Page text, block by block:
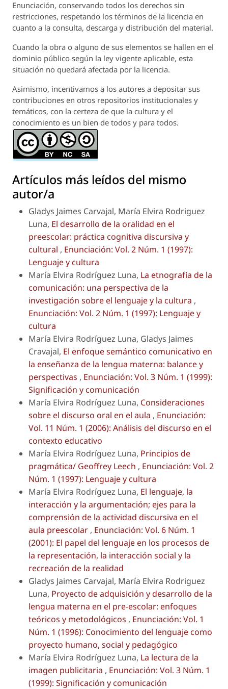
Enunciación, conservando todos los derechos sin
restricciones, respetando los términos de la licencia en
cuanto a la consulta, descarga y distribución del material.
Cuando la obra o alguno de sus elementos se hallen en el
dominio público según la ley vigente aplicable, esta
situación no quedará afectada por la licencia.
Asimismo, incentivamos a los autores a depositar sus
contribuciones en otros repositorios institucionales y
temáticos, con la certeza de que la cultura y el
conocimiento es un bien de todos y para todos.
Artículos más leídos del mismo
autor/a
Gladys Jaimes Carvajal, María Elvira Rodriguez
Luna, El desarrollo de la oralidad en el
preescolar: práctica cognitiva discursiva y
cultural , Enunciación: Vol. 2 Núm. 1 (1997):
Lenguaje y cultura
María Elvira Rodríguez Luna, La etnografía de la
comunicación: una perspectiva de la
investigación sobre el lenguaje y la cultura ,
Enunciación: Vol. 2 Núm. 1 (1997): Lenguaje y
cultura
María Elvira Rodríguez Luna, Gladys Jaimes
Cravajal, El enfoque semántico comunicativo en
la enseñanza de la lengua materna: balance y
perspectivas , Enunciación: Vol. 3 Núm. 1 (1999):
Significación y comunicación
María Elvira Rodríguez Luna, Consideraciones
sobre el discurso oral en el aula , Enunciación:
Vol. 11 Núm. 1 (2006): Análisis del discurso en el
contexto educativo
María Elvira Rodríguez Luna, Principios de
pragmática/ Geoffrey Leech , Enunciación: Vol. 2
Núm. 1 (1997): Lenguaje y cultura
María Elvira Rodríguez Luna, El lenguaje, la
interacción y la argumentación; ejes para la
comprensión de la actividad discursiva en el
aula preescolar , Enunciación: Vol. 6 Núm. 1
(2001): El papel del lenguaje en los procesos de
la representación, la interacción social y la
recreación de la realidad
Gladys Jaimes Carvajal, María Elvira Rodriguez
Luna, Proyecto de adquisición y desarrollo de la
lengua materna en el pre-escolar: enfoques
teóricos y metodológicos , Enunciación: Vol. 1
Núm. 1 (1996): Conocimiento del lenguaje como
proyecto humano, social y pedagógico
María Elvira Rodríguez Luna, La lectura de la
imagen publicitaria , Enunciación: Vol. 3 Núm. 1
(1999): Significación y comunicación